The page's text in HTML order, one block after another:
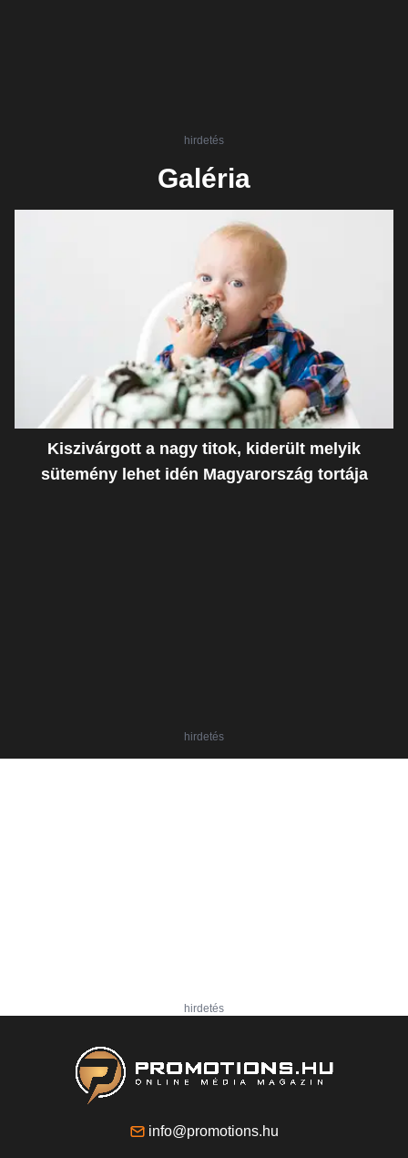
hirdetés
Galéria
Kiszivárgott a nagy titok, kiderült melyik
sütemény lehet idén Magyarország tortája
hirdetés
hirdetés
info@promotions.hu